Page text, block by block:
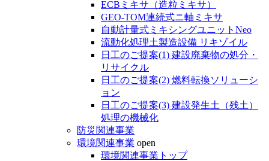
ECBミキサ（造粒ミキサ）
GEO-TOM連続式ニ軸ミキサ
自動計量式ミキシングユニットNeo
流動化処理土製造設備 リキゾイル
日工のご提案(1) 建設廃棄物の処分・
リサイクル
日工のご提案(2) 燃料転換ソリューシ
ョン
日工のご提案(3) 建設発生土（残土）
処理の機械化
防災関連事業
環境関連事業 open
環境関連事業トップ